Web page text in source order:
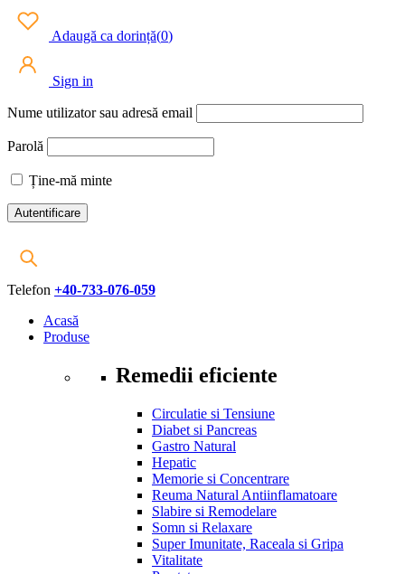
Adaugă ca dorință(0)
Sign in
Nume utilizator sau adresă email
Parolă
Ține-mă minte
Telefon +40-733-076-059
Acasă
Produse
Remedii eficiente
Circulatie si Tensiune
Diabet si Pancreas
Gastro Natural
Hepatic
Memorie si Concentrare
Reuma Natural Antiinflamatoare
Slabire si Remodelare
Somn si Relaxare
Super Imunitate, Raceala si Gripa
Vitalitate